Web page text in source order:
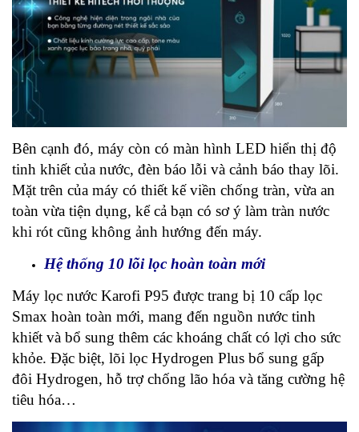
Bên cạnh đó, máy còn có màn hình LED hiển thị độ
tinh khiết của nước, đèn báo lỗi và cảnh báo thay lõi.
Mặt trên của máy có thiết kế viền chống tràn, vừa an
toàn vừa tiện dụng, kể cả bạn có sơ ý làm tràn nước
khi rót cũng không ảnh hướng đến máy.
Hệ thống 10 lõi lọc hoàn toàn mới
Máy lọc nước Karofi P95 được trang bị 10 cấp lọc
Smax hoàn toàn mới, mang đến nguồn nước tinh
khiết và bổ sung thêm các khoáng chất có lợi cho sức
khỏe. Đặc biệt, lõi lọc Hydrogen Plus bổ sung gấp
đôi Hydrogen, hỗ trợ chống lão hóa và tăng cường hệ
tiêu hóa…